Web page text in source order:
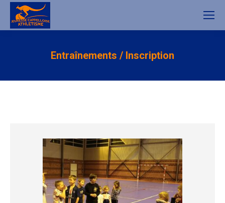
Entraînements / Inscription